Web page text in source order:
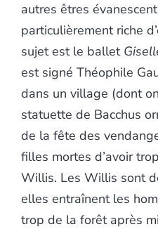
autres êtres
particulièrement riche
sujet est le ballet
est signé Théophile
dans un village (dont
statuette de Bacchus
de la fête des
filles mortes d’avoir
Willis. Les Willis sont
elles entraînent les
trop de la forêt après